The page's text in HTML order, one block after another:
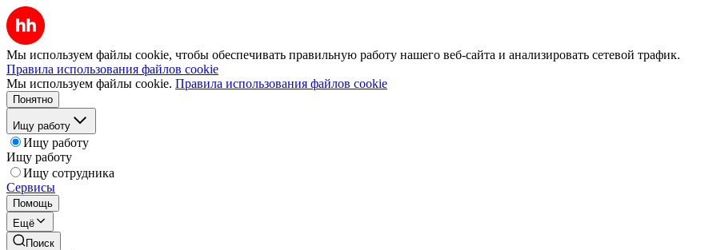
Мы используем файлы cookie, чтобы обеспечивать правильную работу нашего веб-сайта и анализировать сетевой трафик.
Правила использования файлов cookie
Мы используем файлы cookie. Правила использования файлов cookie
Понятно
Ищу работу
Ищу работу
Ищу работу
Ищу сотрудника
Сервисы
Помощь
Ещё
Поиск